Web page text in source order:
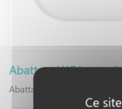
Abattant WC
Abattants WC Japonais
Ce